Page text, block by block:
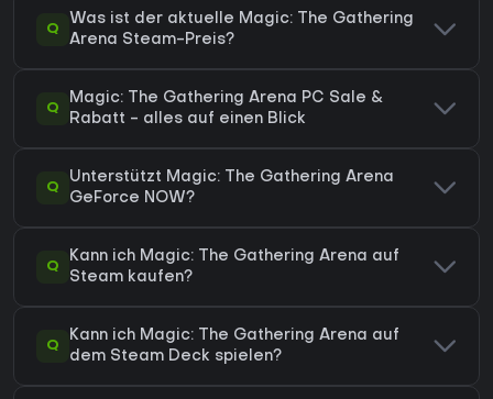
Q
Was ist der aktuelle Magic: The Gathering
Arena Steam-Preis?
Q
Magic: The Gathering Arena PC Sale &
Rabatt - alles auf einen Blick
Q
Unterstützt Magic: The Gathering Arena
GeForce NOW?
Q
Kann ich Magic: The Gathering Arena auf
Steam kaufen?
Q
Kann ich Magic: The Gathering Arena auf
dem Steam Deck spielen?